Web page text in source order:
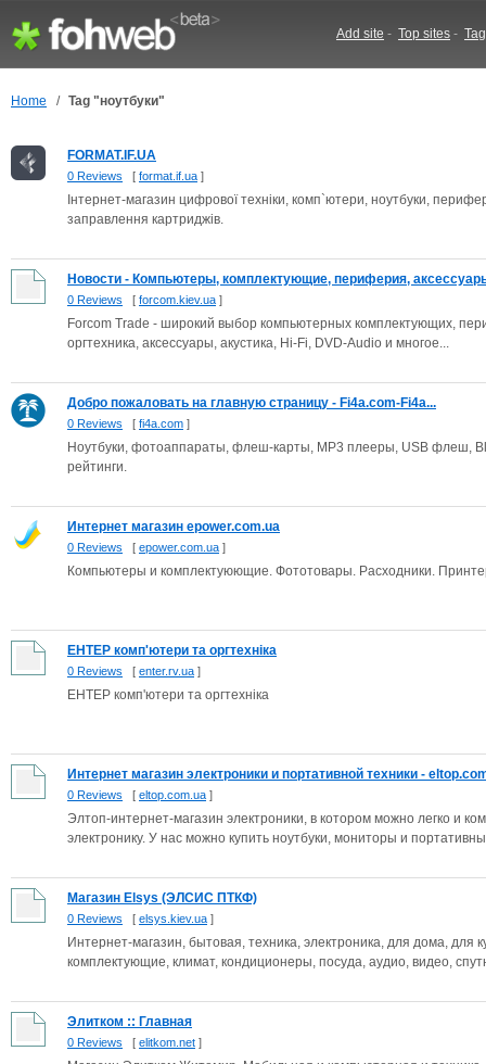
Add site - Top sites -
Home / Tag "ноутбуки"
FORMAT.IF.UA
0 Reviews [ format.if.ua ]
Інтернет-магазин цифрової техніки, комп`ютери, ноутбуки,
заправлення картриджів.
Новости - Компьютеры, комплектующие, периферия,
0 Reviews [ forcom.kiev.ua ]
Forcom Trade - широкий выбор компьютерных комплектующих,
оргтехника, аксессуары, акустика, Hi-Fi, DVD-Audio и многое...
Добро пожаловать на главную страницу - Fi4a.com-Fi4a...
0 Reviews [ fi4a.com ]
Ноутбуки, фотоаппараты, флеш-карты, MP3 плееры, USB флеш,
рейтинги.
Интернет магазин epower.com.ua
0 Reviews [ epower.com.ua ]
Компьютеры и комплектуюющие. Фототовары. Расходники.
ЕНТЕР комп'ютери та оргтехніка
0 Reviews [ enter.rv.ua ]
ЕНТЕР комп'ютери та оргтехніка
Интернет магазин электроники и портативной техники -
0 Reviews [ eltop.com.ua ]
Элтоп-интернет-магазин электроники, в котором можно легко и
электронику. У нас можно купить ноутбуки, мониторы и
Магазин Elsys (ЭЛСИС ПТКФ)
0 Reviews [ elsys.kiev.ua ]
Интернет-магазин, бытовая, техника, электроника, для дома, для
комплектующие, климат, кондиционеры, посуда, аудио, видео,
Элитком :: Главная
0 Reviews [ elitkom.net ]